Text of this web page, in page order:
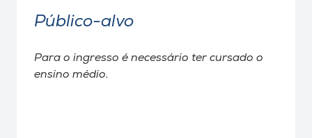
Público-alvo
Para o ingresso é necessário ter cursado o
ensino médio.